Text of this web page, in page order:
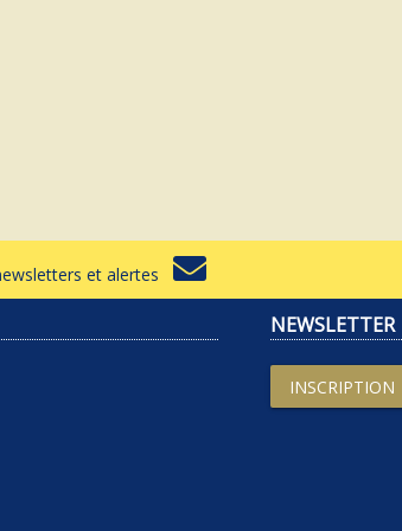
et alertes
NEWSLETTER
INSCRIPTION